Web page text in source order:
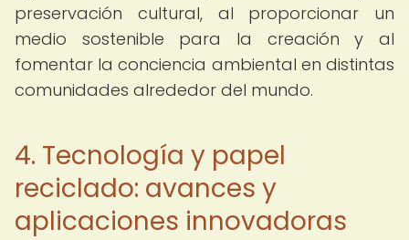
preservación cultural, al proporcionar un
medio sostenible para la creación y al
fomentar la conciencia ambiental en distintas
comunidades alrededor del mundo.
4. Tecnología y papel
reciclado: avances y
aplicaciones innovadoras